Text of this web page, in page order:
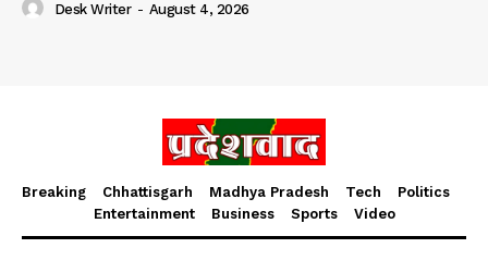
Desk Writer - August 4, 2026
Breaking Chhattisgarh Madhya Pradesh Tech
Politics
Entertainment
Business Sports Video